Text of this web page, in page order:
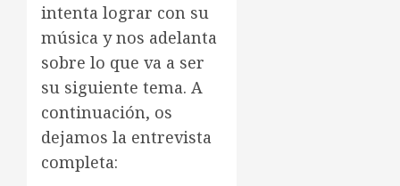
intenta lograr con su
música y nos adelanta
sobre lo que va a ser
su siguiente tema. A
continuación, os
dejamos la entrevista
completa: